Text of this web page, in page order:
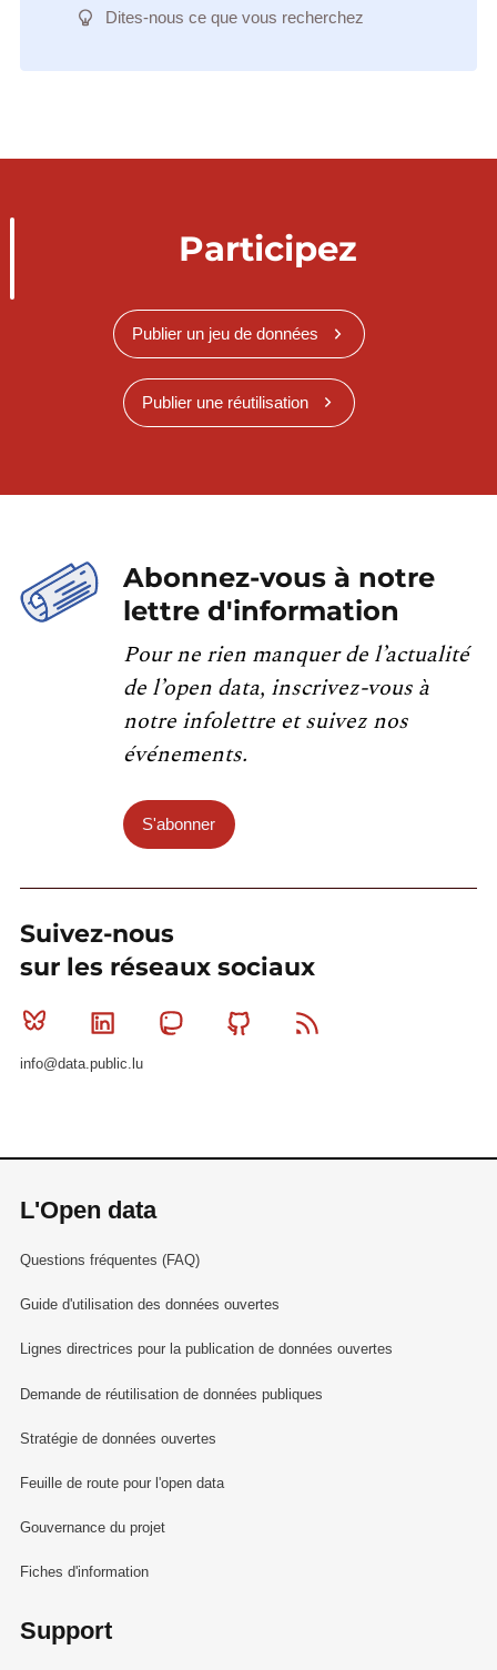
Dites-nous ce que vous recherchez
Participez
Publier un jeu de données
Publier une réutilisation
Abonnez-vous à notre
lettre d'information
Pour ne rien manquer de l’actualité
de l’open data, inscrivez-vous à
notre infolettre et suivez nos
événements.
S'abonner
Suivez-nous
sur les réseaux sociaux
Bluesky Linkedin MastodonGithub
info@data.public.lu
L'Open data
Questions fréquentes (FAQ)
Guide d'utilisation des données ouvertes
Lignes directrices pour la publication de données ouvertes
Demande de réutilisation de données publiques
Stratégie de données ouvertes
Feuille de route pour l'open data
Gouvernance du projet
Fiches d'information
Support